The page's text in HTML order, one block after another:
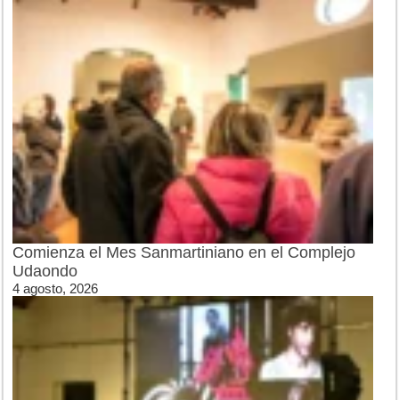
Comienza el Mes Sanmartiniano en el Complejo
Udaondo
4 agosto, 2026